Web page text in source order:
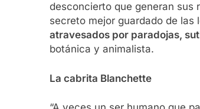
desconcierto que generan sus
secreto mejor guardado de las
atravesados por paradojas,
botánica y animalista.
La cabrita Blanchette